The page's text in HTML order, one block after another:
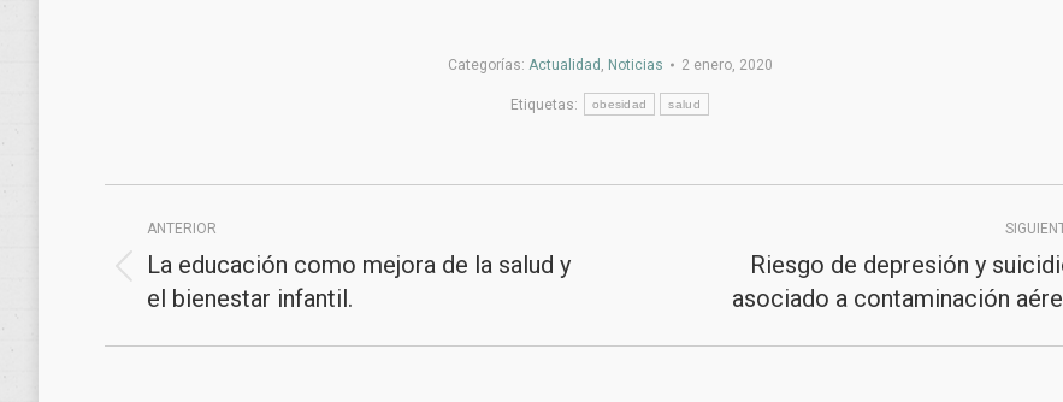
Categorías:Actualidad , Noticias 2 enero, 2020
Etiquetas: obesidad salud
entre
publicaciones
ANTERIOR
Publicación
anterior:
La educación como mejora de la salud y
el bienestar infantil.
Riesgo de depresión y
asociado a contaminación